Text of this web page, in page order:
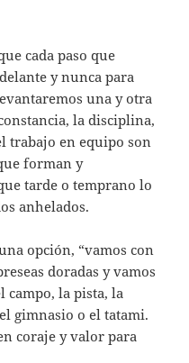
cada paso que
y nunca para
una y otra
la disciplina,
trabajo en equipo son
forman y
tarde o temprano lo
anhelados.
opción, “vamos con
doradas y vamos
campo, la pista, la
gimnasio o el tatami.
coraje y valor para